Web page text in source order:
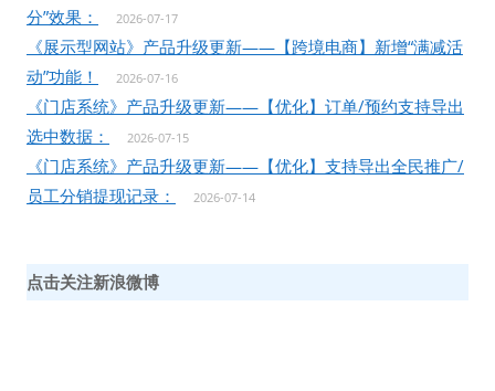
分”效果：
2026-07-17
《展示型网站》产品升级更新——【跨境电商】新增“满减活
动”功能！
2026-07-16
《门店系统》产品升级更新——【优化】订单/预约支持导出
选中数据：
2026-07-15
《门店系统》产品升级更新——【优化】支持导出全民推广/
员工分销提现记录：
2026-07-14
点击关注新浪微博